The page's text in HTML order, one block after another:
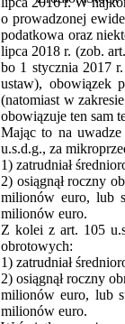
o prowadzonej
podatkowa oraz
lipca 2018 r. (zob.
bo 1 stycznia 2017
ustaw), obowiązek
(natomiast w
obowiązuje ten sam
Mając to na
u.s.d.g., za
1) zatrudniał
2) osiągnął roczny
milionów euro, lub
milionów euro.
Z kolei z art. 105
obrotowych:
1) zatrudniał
2) osiągnął roczny
milionów euro, lub
milionów euro.